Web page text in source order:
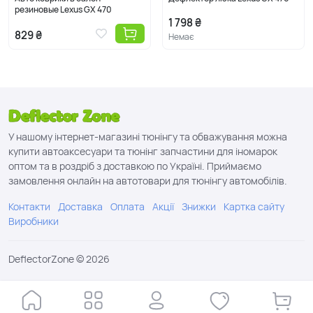
можно быстро разделить по типу, используя фильтр
автоаксессуаров на странице модели.
резиновые Lexus GX 470
829 ₴
1 798 ₴
Немає
У нашому інтернет-магазині тюнінгу та обважування можна
купити автоаксесуари та тюнінг запчастини для іномарок
оптом та в роздріб з доставкою по Україні. Приймаємо
замовлення онлайн на автотовари для тюнінгу автомобілів.
Контакти Доставка Оплата Акції Знижки
Картка сайту
Виробники
DeflectorZone © 2026